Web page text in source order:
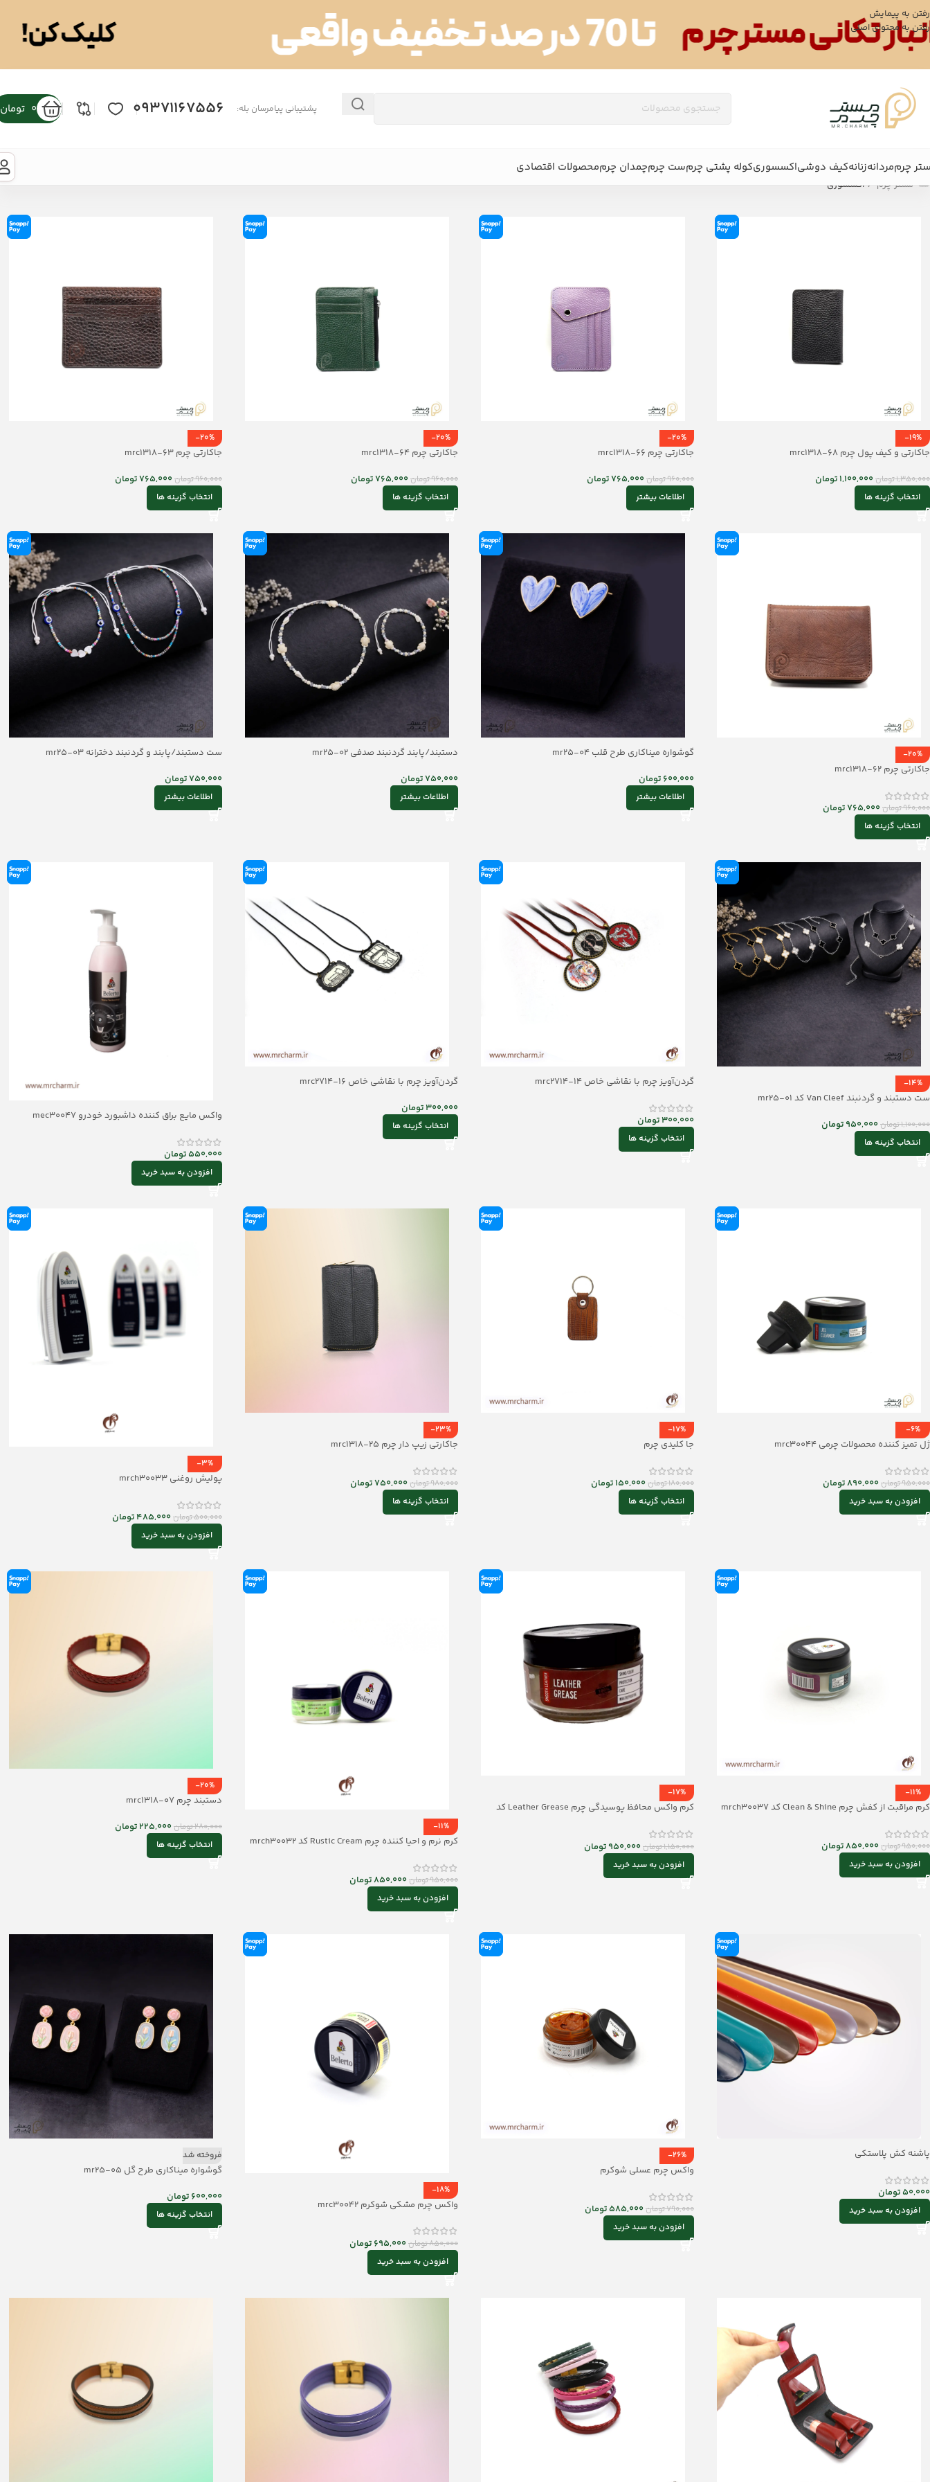
رفتن به پیمایش
رفتن به محتوای اصلی
پشتیبانی پیامرسان بله: 09371167556
0 تومان
چرممردانهزنانهکیف دوشیاکسسوریکوله پشتی چرمست چرمچمدان چرممحصولات اقتصادی
مستر چرم / اکسسوری
-19%
جاکارتی و کیف پول چرم mrc1318-68
1,350,000تومان1,100,000تومان
انتخاب گزینه ها
-20%
جاکارتی چرم mrc1318-66
960,000تومان765,000تومان
اطلاعات بیشتر
-20%
جاکارتی چرم mrc1318-64
960,000تومان765,000تومان
انتخاب گزینه ها
-20%
جاکارتی چرم mrc1318-63
960,000تومان765,000تومان
انتخاب گزینه ها
-20%
جاکارتی چرم mrc1318-62
960,000تومان765,000تومان
انتخاب گزینه ها
گوشواره میناکاری طرح قلب mr25-04
600,000 تومان
اطلاعات بیشتر
دستبند/پابند گردنبند صدفی mr25-02
750,000تومان
اطلاعات بیشتر
ست دستبند/پابند و گردنبند دخترانه mr25-03
750,000تومان
اطلاعات بیشتر
-14%
ست دستبند و گردنبند Van Cleef کد mr25-01
1,100,000تومان950,000تومان
انتخاب گزینه ها
گردن‌آویز چرم با نقاشی خاص mrc2714-14
300,000تومان
انتخاب گزینه ها
گردن‌آویز چرم با نقاشی خاص mrc2714-16
300,000تومان
انتخاب گزینه ها
واکس مایع براق کننده داشبورد خودرو mec30047
550,000تومان
افزودن به سبد خرید
-6%
ژل تمیز کننده محصولات چرمی mrc30044
950,000تومان890,000تومان
افزودن به سبد خرید
-17%
جا کلیدی چرم
180,000تومان150,000تومان
انتخاب گزینه ها
-23%
جاکارتی زیپ دار چرم mrc1318-25
980,000تومان750,000تومان
انتخاب گزینه ها
-3%
پولیش روغنی mrch30033
500,000تومان485,000تومان
افزودن به سبد خرید
-11%
کرم مراقبت از کفش چرم Clean & Shine کد mrch30037
950,000تومان850,000تومان
افزودن به سبد خرید
-17%
کرم واکس محافظ پوسیدگی چرم Leather Grease کد
1,150,000تومان950,000تومان
افزودن به سبد خرید
-11%
کرم نرم و احیا کننده چرم Rustic Cream کد mrch30032
950,000تومان850,000تومان
افزودن به سبد خرید
-20%
دستبند چرم mrc1318-07
280,000تومان225,000تومان
انتخاب گزینه ها
پاشنه کش پلاستکی
50,000تومان
افزودن به سبد خرید
-26%
واکس چرم عسلی شوکرم
790,000تومان585,000تومان
افزودن به سبد خرید
-18%
واکس چرم مشکی شوکرم mrc30042
850,000تومان695,000 تومان
افزودن به سبد خرید
فروخته شد
گوشواره میناکاری طرح گل mr25-05
600,000 تومان
انتخاب گزینه ها